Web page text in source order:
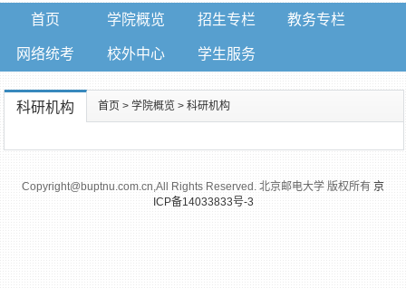
首页 学院概览 招生专栏 教务专栏
网络统考 校外中心 学生服务
科研机构 首页 >学院概览 >科研机构
Copyright@buptnu.com.cn,All Rights Reserved. 北京邮电大学 版权所有 京
ICP备14033833号-3